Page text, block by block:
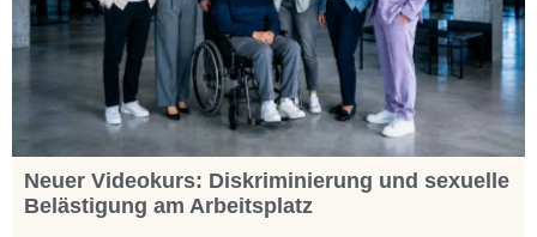
Neuer Videokurs: Diskriminierung und sexuelle
Belästigung am Arbeitsplatz​